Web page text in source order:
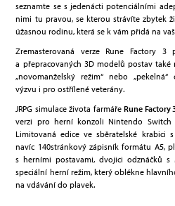
seznamte se s jedenácti potenciálními
nimi tu pravou, se kterou strávíte zbytek
úžasnou rodinu, která se k vám přidá na
Zremasterovaná verze Rune Factory 3
a přepracovaných 3D modelů postav
„novomanželský režim“ nebo
výzvu i pro ostřílené veterány.
JRPG simulace života farmářeRune Factory
verzi pro herní konzoli Nintendo Switch
Limitovaná edice ve sběratelské krabici
navíc 140stránkový zápisník formátu A5,
s herními postavami, dvojici odznáčků
speciální herní režim, který oblékne
na vdávání do plavek.